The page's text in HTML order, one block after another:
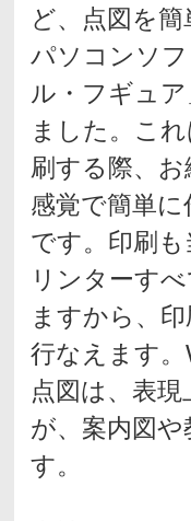
ど、点図を
パソコンソ
ル・フギュ
ました。こ
刷する際、
感覚で簡単
です。印刷
リンターす
ますから、
行なえます
点図は、表
が、案内図
す。